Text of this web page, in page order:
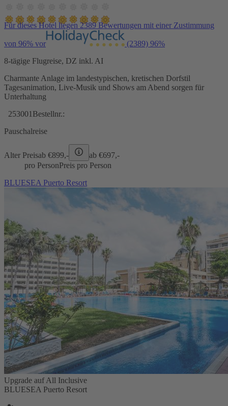
Für dieses Hotel liegen 2389 Bewertungen mit einer Zustimmung
von 96% vor (2389) 96%
8-tägige Flugreise, DZ inkl. AI
Charmante Anlage im landestypischen, kretischen Dorfstil
Tagesanimation, Live-Musik und Shows am Abend sorgen für
Unterhaltung
253001 Bestellnr.:
Pauschalreise
Alter Preisab €899,- ab €697,-
pro PersonPreis pro Person
BLUESEA Puerto Resort
Upgrade auf All Inclusive
BLUESEA Puerto Resort